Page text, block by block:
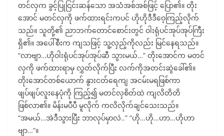
တင်လှက ခွင့်ပြုငြင်းဆန်သော အသံအစ်အစ်ဖြင့် ပြော၏။ တိုး
အောင် မတင်လှကို ဖက်ထားရင်းကပင် ဟိုဟိုဒီဒီဝေ့ကြည့်လိုက်
သည်။ သူတို့၏ ညာဘက်တောင်စောင်းတွင် ဝါးရုံပင်အုပ်အုပ်ကြီး
ရှိ၏။ အပေါ်စီးက ကျသဖြင့် သူ့လှည့်ကိုလည်း မြင်နေရသည်။
“လာဗျာ…ဟိုဝါးရုံပင်အုပ်အုပ်ဆီ သွားမယ်…” တိုးအောင်က မတင်
လှကို ဖက်ထားရာမှ လွှတ်လိုက်ပြီး လက်ကိုအတင်းဆွဲခေါ်၏။
တိုးအောင်တစ်ယောက် နွားငတ်ရေကျ အငမ်းမရဖြစ်ကာ
ဖျပ်ဖျပ်လူးနေပုံကို ကြည့်၍ မတင်လှစိတ်ထဲ ကျလိတိတိ
ဖြစ်လာ၏။ မိန်းမပီပီ မူလိုက် ကလိလိုက်ချင်သေးသည်။
“အမယ်…အဲဒီသွားပြီး ဘာလုပ်မှာလဲ..” “ဟို…ဟို…ဟာ…ဟိုဟာ
ဗျာ…”။